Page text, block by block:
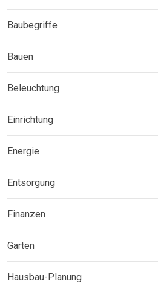
Baubegriffe
Bauen
Beleuchtung
Einrichtung
Energie
Entsorgung
Finanzen
Garten
Hausbau-Planung